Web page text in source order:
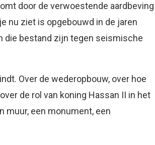
door de verwoestende aardbeving
nu ziet is opgebouwd in de jaren
die bestand zijn tegen seismische
Over de wederopbouw, over hoe
de rol van koning Hassan II in het
muur, een monument, een